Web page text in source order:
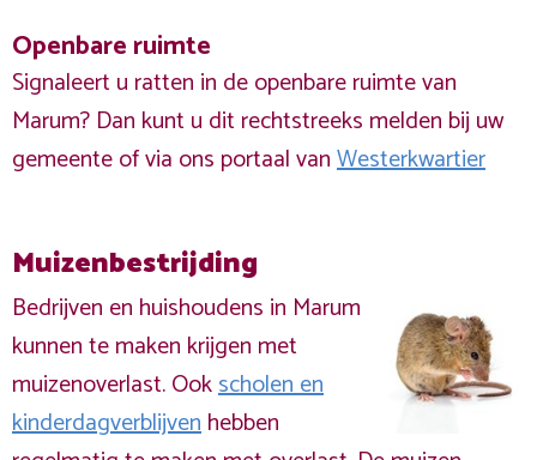
Openbare ruimte
Signaleert u ratten in de openbare ruimte van
Marum? Dan kunt u dit rechtstreeks melden bij uw
gemeente of via ons portaal vanWesterkwartier
Muizenbestrijding
Bedrijven en huishoudens in Marum
kunnen te maken krijgen met
muizenoverlast. Ookscholen en
kinderdagverblijvenhebben